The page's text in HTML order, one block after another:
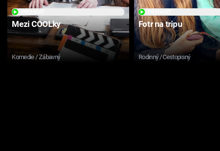
Mezi COOLky
Komedie / Zábavný
Fotr na tripu
Rodinný / Cestopisný